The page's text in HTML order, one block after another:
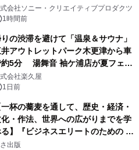
ボレーション サウナイキタイコラ
ッズも発売決定！
会社ソニー・クリエイティブプロダクツ
1時間前
の渋滞を避けて「温泉＆サウナ」
井アウトレットパーク木更津から車
約5分 湯舞音 袖ケ浦店が夏フェア
ューを提供
会社楽久屋
1日前
一杯の蕎麦を通して、歴史・経済・
・作法、世界への広がりまでを学
】『ビジネスエリートのための 教
しての蕎麦』2026年8月25日
出版